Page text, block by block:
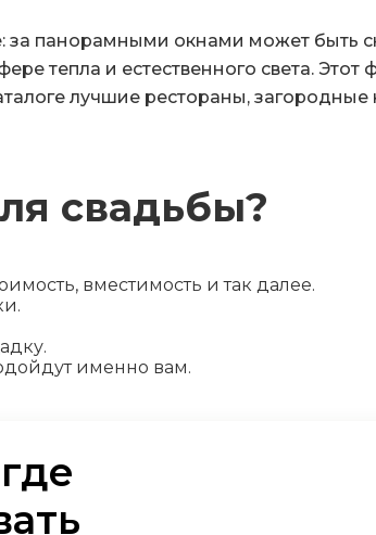
за панорамными окнами может быть
тепла и естественного света.
лучшие рестораны, загородные
свадьбы?
вместимость и так далее.
именно вам.